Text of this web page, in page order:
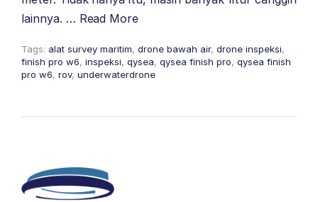
lainnya. … Read More
Tags: alat survey maritim, drone bawah air, drone inspeksi,
finish pro w6, inspeksi, qysea, qysea finish pro, qysea finish
pro w6, rov, underwaterdrone